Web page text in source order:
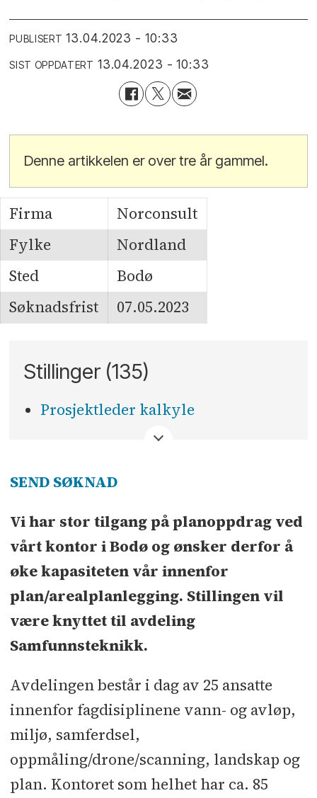
PUBLISERT 13.04.2023 - 10:33
SIST OPPDATERT 13.04.2023 - 10:33
Denne artikkelen er over tre år gammel.
Firma
Norconsult
Fylke
Nordland
Sted
Bodø
Søknadsfrist
07.05.2023
Stillinger (135)
Prosjektleder kalkyle
SEND SØKNAD
Vi har stor tilgang på planoppdrag ved
vårt kontor i Bodø og ønsker derfor å
øke kapasiteten vår innenfor
plan/arealplanlegging. Stillingen vil
være knyttet til avdeling
Samfunnsteknikk.
Avdelingen består i dag av 25 ansatte
innenfor fagdisiplinene vann- og avløp,
miljø, samferdsel,
oppmåling/drone/scanning, landskap og
plan. Kontoret som helhet har ca. 85